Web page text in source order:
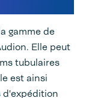
gamme de
Elle peut
tubulaires
est ainsi
d'expédition